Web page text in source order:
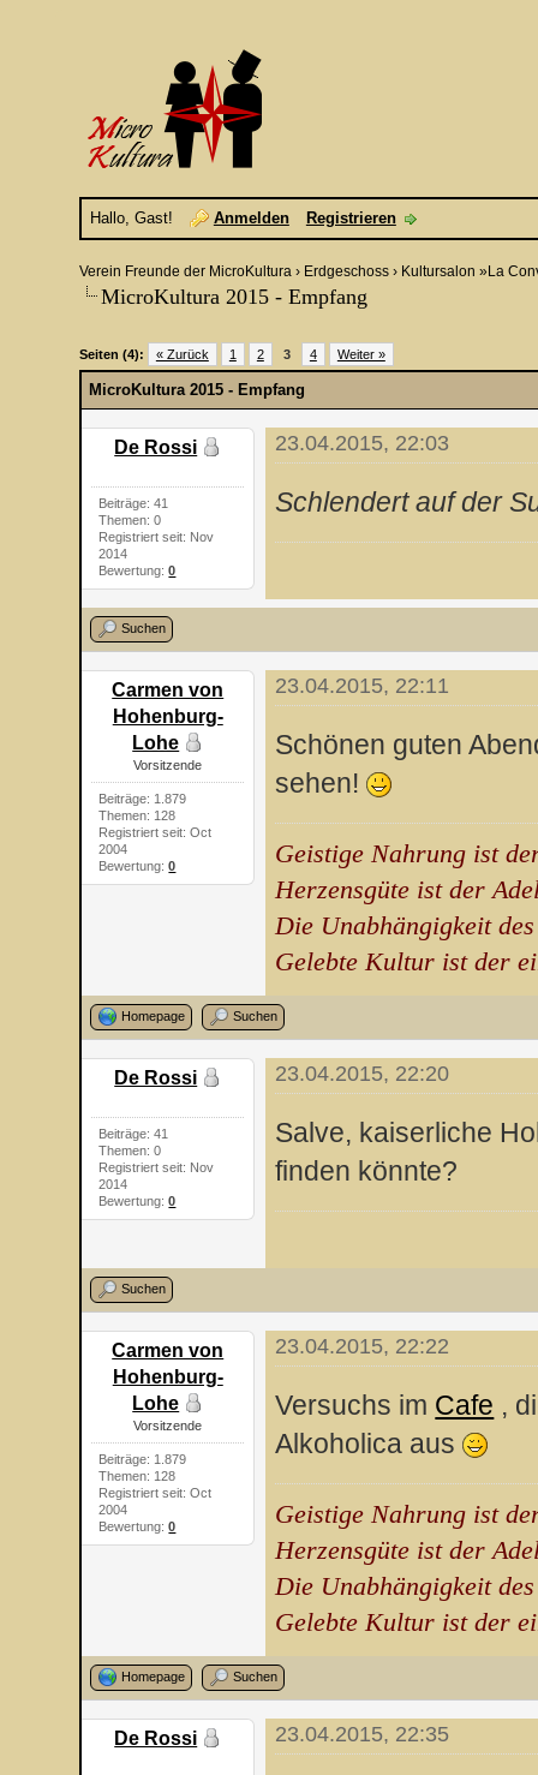
Hallo, Gast! Anmelden Registrieren
Verein Freunde der MicroKultura› Erdgeschoss› Kultursalon »La
MicroKultura 2015 - Empfang
Seiten (4): « Zurück 1 2 3 4 Weiter »
MicroKultura 2015 - Empfang
De Rossi
Beiträge: 41
Themen: 0
Registriert seit: Nov
2014
Bewertung:0
23.04.2015, 22:03
Schlendert auf der
Suchen
Carmen von
Hohenburg-
Lohe
Vorsitzende
Beiträge: 1.879
Themen: 128
Registriert seit: Oct
2004
Bewertung:0
23.04.2015, 22:11
Schönen guten
sehen!
Geistige Nahrung ist
Herzensgüte ist der
Die Unabhängigkeit
Gelebte Kultur ist der
Homepage Suchen
De Rossi
Beiträge: 41
Themen: 0
Registriert seit: Nov
2014
Bewertung:0
23.04.2015, 22:20
Salve, kaiserliche
finden könnte?
Suchen
Carmen von
Hohenburg-
Lohe
Vorsitzende
Beiträge: 1.879
Themen: 128
Registriert seit: Oct
2004
Bewertung:0
23.04.2015, 22:22
Versuchs im Cafe ,
Alkoholica aus
Geistige Nahrung ist
Herzensgüte ist der
Die Unabhängigkeit
Gelebte Kultur ist der
Homepage Suchen
De Rossi 23.04.2015, 22:35